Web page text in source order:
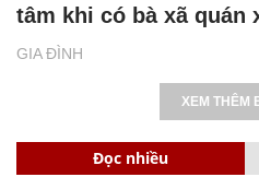
GIA ĐÌNH
tâm khi có bà xã quán
XEM THÊM
Đọc nhiều